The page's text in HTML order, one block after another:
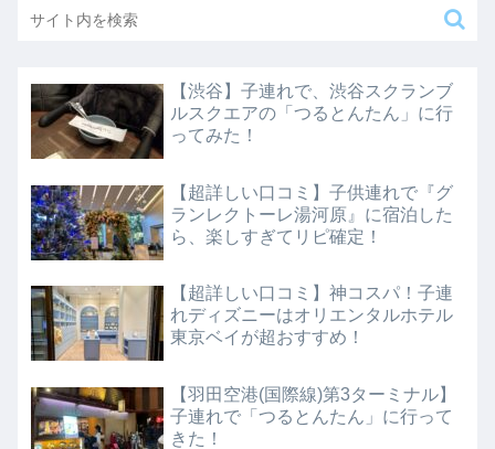
【渋谷】子連れで、渋谷スクランブ
ルスクエアの「つるとんたん」に行
ってみた！
【超詳しい口コミ】子供連れで『グ
ランレクトーレ湯河原』に宿泊した
ら、楽しすぎてリピ確定！
【超詳しい口コミ】神コスパ！子連
れディズニーはオリエンタルホテル
東京ベイが超おすすめ！
【羽田空港(国際線)第3ターミナル】
子連れで「つるとんたん」に行って
きた！